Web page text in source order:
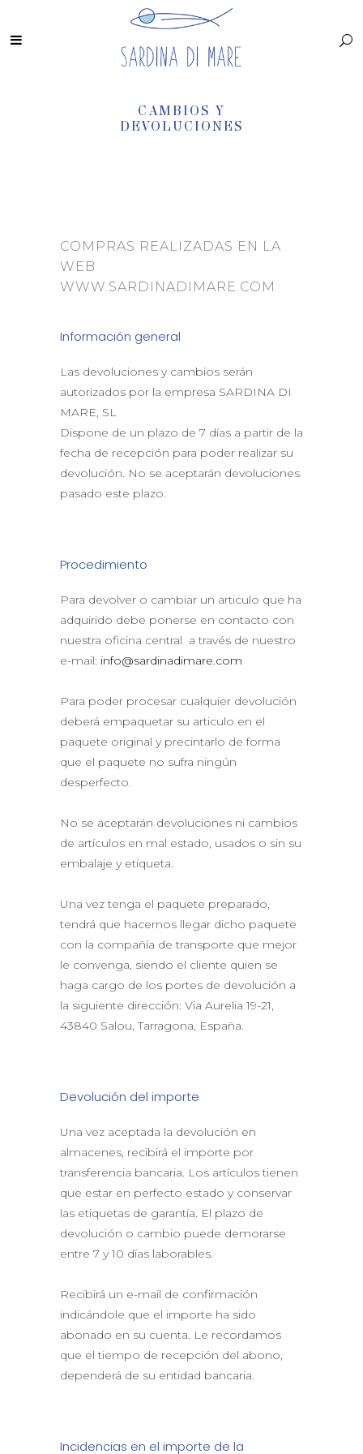
CAMBIOS Y
DEVOLUCIONES
COMPRAS REALIZADAS EN LA
WEB
WWW.SARDINADIMARE.COM
Información general
Las devoluciones y cambios serán
autorizados por la empresa SARDINA DI
MARE, SL
Dispone de un plazo de 7 días a partir de la
fecha de recepción para poder realizar su
devolución. No se aceptarán devoluciones
pasado este plazo.
Procedimiento
Para devolver o cambiar un articulo que ha
adquirido debe ponerse en contacto con
nuestra oficina central a través de nuestro
e-mail: info@sardinadimare.com
Para poder procesar cualquier devolución
deberá empaquetar su articulo en el
paquete original y precintarlo de forma
que el paquete no sufra ningún
desperfecto.
No se aceptarán devoluciones ni cambios
de artículos en mal estado, usados o sin su
embalaje y etiqueta.
Una vez tenga el paquete preparado,
tendrá que hacernos llegar dicho paquete
con la compañía de transporte que mejor
le convenga, siendo el cliente quien se
haga cargo de los portes de devolución a
la siguiente dirección: Via Aurelia 19-21,
43840 Salou, Tarragona, España.
Devolución del importe
Una vez aceptada la devolución en
almacenes, recibirá el importe por
transferencia bancaria. Los artículos tienen
que estar en perfecto estado y conservar
las etiquetas de garantía. El plazo de
devolución o cambio puede demorarse
entre 7 y 10 días laborables.
Recibirá un e-mail de confirmación
indicándole que el importe ha sido
abonado en su cuenta. Le recordamos
que el tiempo de recepción del abono,
dependerá de su entidad bancaria.
Incidencias en el importe de la